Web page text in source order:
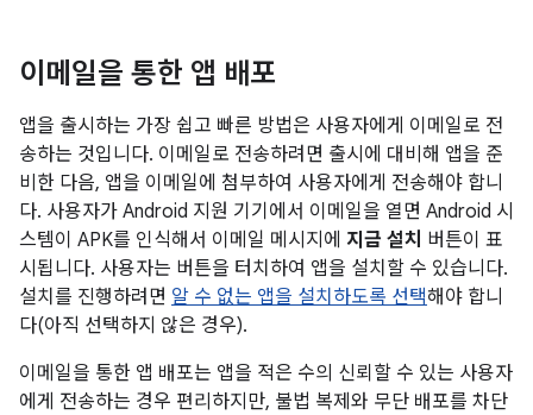
이메일을 통한 앱 배포
앱을 출시하는 가장 쉽고 빠른 방법은 사용자에게 이메일로 전
송하는 것입니다. 이메일로 전송하려면 출시에 대비해 앱을 준
비한 다음, 앱을 이메일에 첨부하여 사용자에게 전송해야 합니
다. 사용자가 Android 지원 기기에서 이메일을 열면 Android 시
스템이 APK를 인식해서 이메일 메시지에 지금 설치 버튼이 표
시됩니다. 사용자는 버튼을 터치하여 앱을 설치할 수 있습니다.
설치를 진행하려면 알 수 없는 앱을 설치하도록 선택해야 합니
다(아직 선택하지 않은 경우).
이메일을 통한 앱 배포는 앱을 적은 수의 신뢰할 수 있는 사용자
에게 전송하는 경우 편리하지만, 불법 복제와 무단 배포를 차단